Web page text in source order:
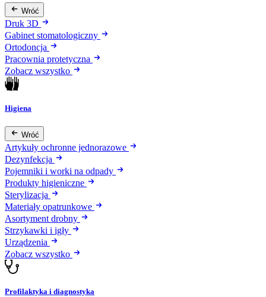
Wróć
Druk 3D
Gabinet stomatologiczny
Ortodoncja
Pracownia protetyczna
Zobacz wszystko
Higiena
Wróć
Artykuły ochronne jednorazowe
Dezynfekcja
Pojemniki i worki na odpady
Produkty higieniczne
Sterylizacja
Materiały opatrunkowe
Asortyment drobny
Strzykawki i igły
Urządzenia
Zobacz wszystko
Profilaktyka i diagnostyka